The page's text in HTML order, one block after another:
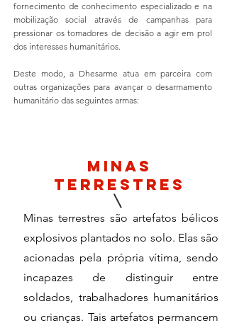
fornecimento de conhecimento especializado e na
mobilização social através de campanhas para
pressionar os tomadores de decisão a agir em prol
dos interesses humanitários.
Deste modo, a Dhesarme atua em parceira com
outras organizações para avançar o desarmamento
humanitário das seguintes armas:
Minas
terrestres
Minas terrestres são artefatos bélicos
explosivos plantados no solo. Elas são
acionadas pela própria vítima, sendo
incapazes de distinguir entre
soldados, trabalhadores humanitários
ou crianças. Tais artefatos permancem